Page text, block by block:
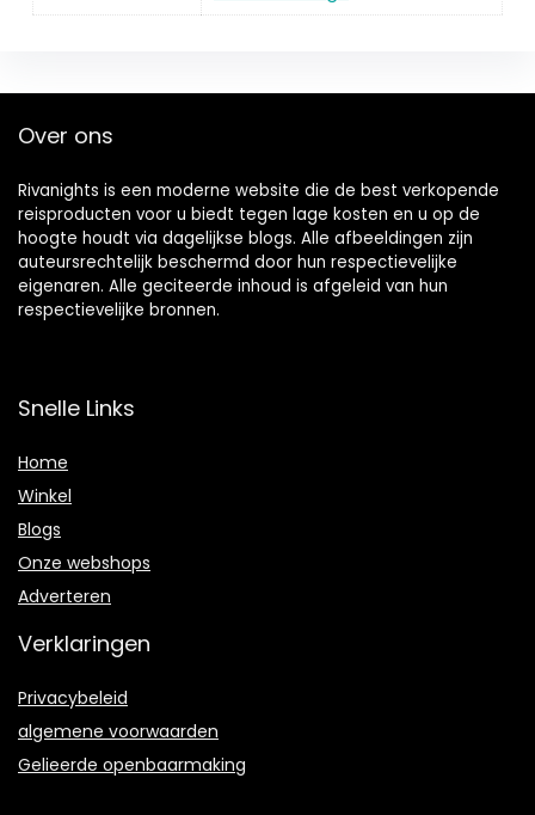
Over ons
Rivanights is een moderne website die de best verkopende
reisproducten voor u biedt tegen lage kosten en u op de
hoogte houdt via dagelijkse blogs. Alle afbeeldingen zijn
auteursrechtelijk beschermd door hun respectievelijke
eigenaren. Alle geciteerde inhoud is afgeleid van hun
respectievelijke bronnen.
Snelle Links
Home
Winkel
Blogs
Onze webshops
Adverteren
Verklaringen
Privacybeleid
algemene voorwaarden
Gelieerde openbaarmaking